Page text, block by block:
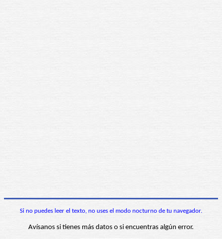
Si no puedes leer el texto, no uses el modo nocturno de tu navegador.
Avísanos si tienes más datos o si encuentras algún error.